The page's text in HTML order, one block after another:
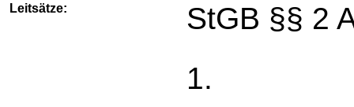
Leitsätze:
StGB §§ 2
1.